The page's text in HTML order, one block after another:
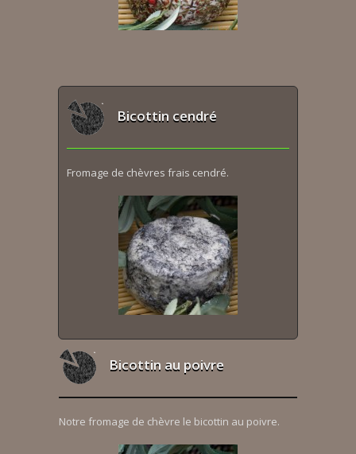
Bicottin cendré
Fromage de chèvres frais cendré.
Bicottin au poivre
Notre fromage de chèvre le bicottin au poivre.